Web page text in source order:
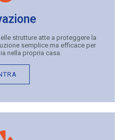
strutture atte a proteggere la
semplice ma efficace per
nella propria casa.